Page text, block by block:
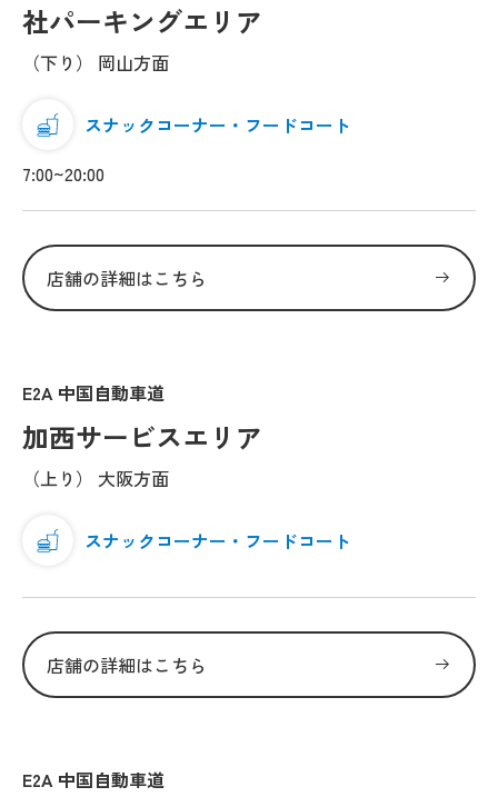
社パーキングエリア
（下り） 岡山方面
スナックコーナー・フードコート
7:00~20:00
店舗の詳細はこちら
E2A 中国自動車道
加西サービスエリア
（上り） 大阪方面
スナックコーナー・フードコート
店舗の詳細はこちら
E2A 中国自動車道